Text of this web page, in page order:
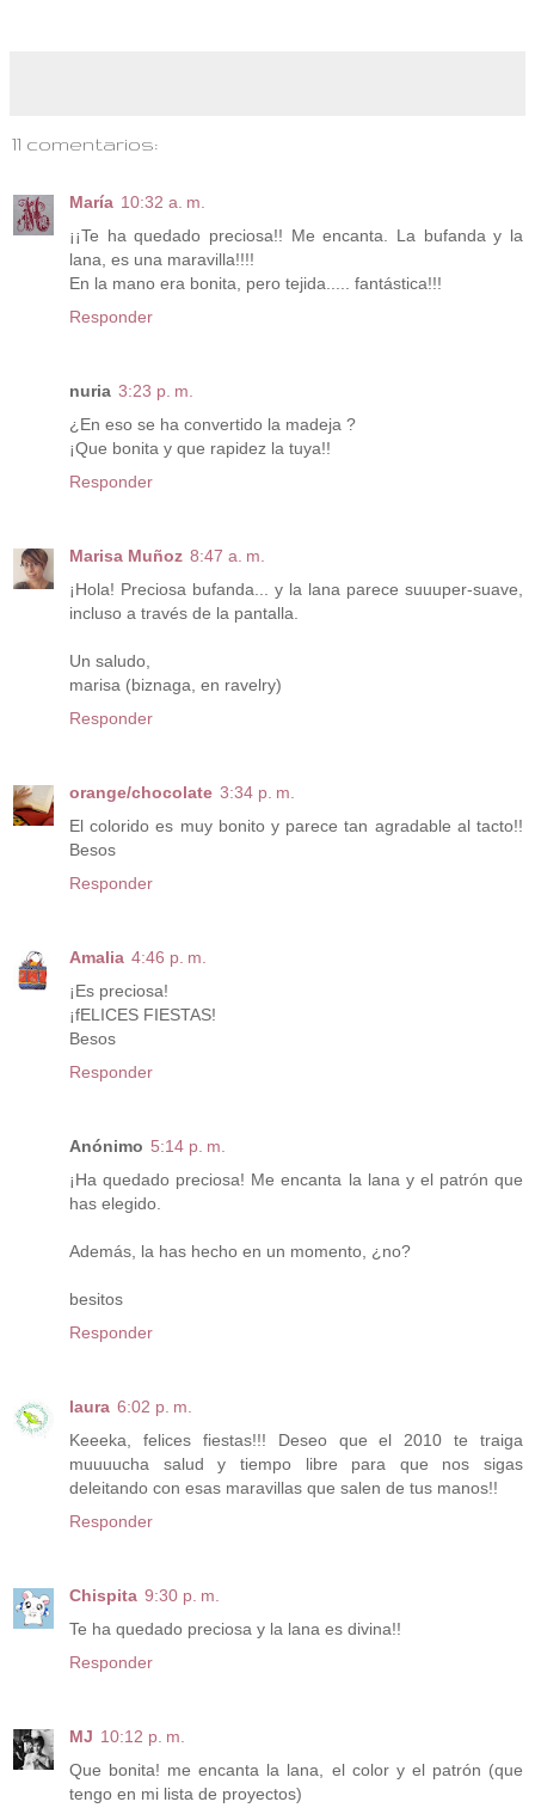
11 comentarios:
María 10:32 a. m.
¡¡Te ha quedado preciosa!! Me encanta. La bufanda y la
lana, es una maravilla!!!!
En la mano era bonita, pero tejida..... fantástica!!!
Responder
nuria 3:23 p. m.
¿En eso se ha convertido la madeja ?
¡Que bonita y que rapidez la tuya!!
Responder
Marisa Muñoz 8:47 a. m.
¡Hola! Preciosa bufanda... y la lana parece suuuper-suave,
incluso a través de la pantalla.
Un saludo,
marisa (biznaga, en ravelry)
Responder
orange/chocolate 3:34 p. m.
El colorido es muy bonito y parece tan agradable al tacto!!
Besos
Responder
Amalia 4:46 p. m.
¡Es preciosa!
¡fELICES FIESTAS!
Besos
Responder
Anónimo 5:14 p. m.
¡Ha quedado preciosa! Me encanta la lana y el patrón que
has elegido.
Además, la has hecho en un momento, ¿no?
besitos
Responder
laura 6:02 p. m.
Keeeka, felices fiestas!!! Deseo que el 2010 te traiga
muuuucha salud y tiempo libre para que nos sigas
deleitando con esas maravillas que salen de tus manos!!
Responder
Chispita 9:30 p. m.
Te ha quedado preciosa y la lana es divina!!
Responder
MJ 10:12 p. m.
Que bonita! me encanta la lana, el color y el patrón (que
tengo en mi lista de proyectos)